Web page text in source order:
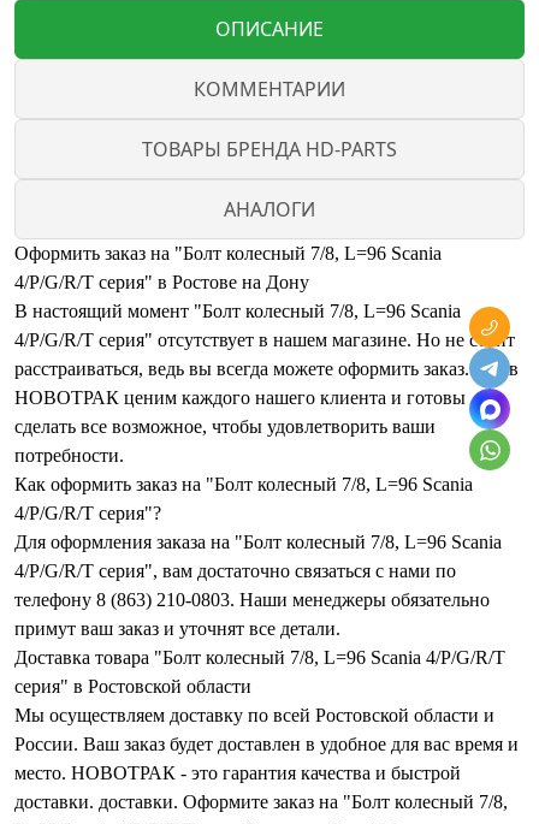
ОПИСАНИЕ
КОММЕНТАРИИ
ТОВАРЫ БРЕНДА HD-PARTS
АНАЛОГИ
Оформить заказ на "Болт колесный 7/8, L=96 Scania
4/P/G/R/T серия" в Ростове на Дону
В настоящий момент "Болт колесный 7/8, L=96 Scania
4/P/G/R/T серия" отсутствует в нашем магазине. Но не стоит
расстраиваться, ведь вы всегда можете оформить заказ. Мы в
НОВОТРАК ценим каждого нашего клиента и готовы
сделать все возможное, чтобы удовлетворить ваши
потребности.
Как оформить заказ на "Болт колесный 7/8, L=96 Scania
4/P/G/R/T серия"?
Для оформления заказа на "Болт колесный 7/8, L=96 Scania
4/P/G/R/T серия", вам достаточно связаться с нами по
телефону 8 (863) 210-0803. Наши менеджеры обязательно
примут ваш заказ и уточнят все детали.
Доставка товара "Болт колесный 7/8, L=96 Scania 4/P/G/R/T
серия" в Ростовской области
Мы осуществляем доставку по всей Ростовской области и
России. Ваш заказ будет доставлен в удобное для вас время и
место. НОВОТРАК - это гарантия качества и быстрой
доставки. доставки. Оформите заказ на "Болт колесный 7/8,